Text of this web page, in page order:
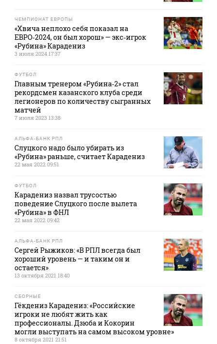
ЧЕМПИОНАТ ЕВРОПЫ
«Хвича неплохо себя показал на
ЕВРО‑2024, он был хорош» — экс‑игрок
«Рубина» Карадениз
3 июля 2024 17:37
ФУТБОЛ
Главным тренером «Рубина‑2» стал
рекордсмен казанского клуба среди
легионеров по количеству сыгранных
матчей
7 июля 2023 13:38
АЛЬФА-БАНК РПЛ
Слуцкого надо было убирать из
«Рубина» раньше, считает Карадениз
22 мая 2022 09:51
ФУТБОЛ
Карадениз назвал трусостью
поведение Слуцкого после вылета
«Рубина» в ФНЛ
22 мая 2022 09:42
АЛЬФА-БАНК РПЛ
Сергей Рыжиков: «В РПЛ всегда был
хороший уровень — и таким он и
остается»
13 октября 2021 18:40
СБОРНЫЕ
Гёкдениз Карадениз: «Российские
игроки не любят жить как
профессионалы. Дзюба и Кокорин
могли выступать на самом высоком уровне»
8 октября 2021 21:51